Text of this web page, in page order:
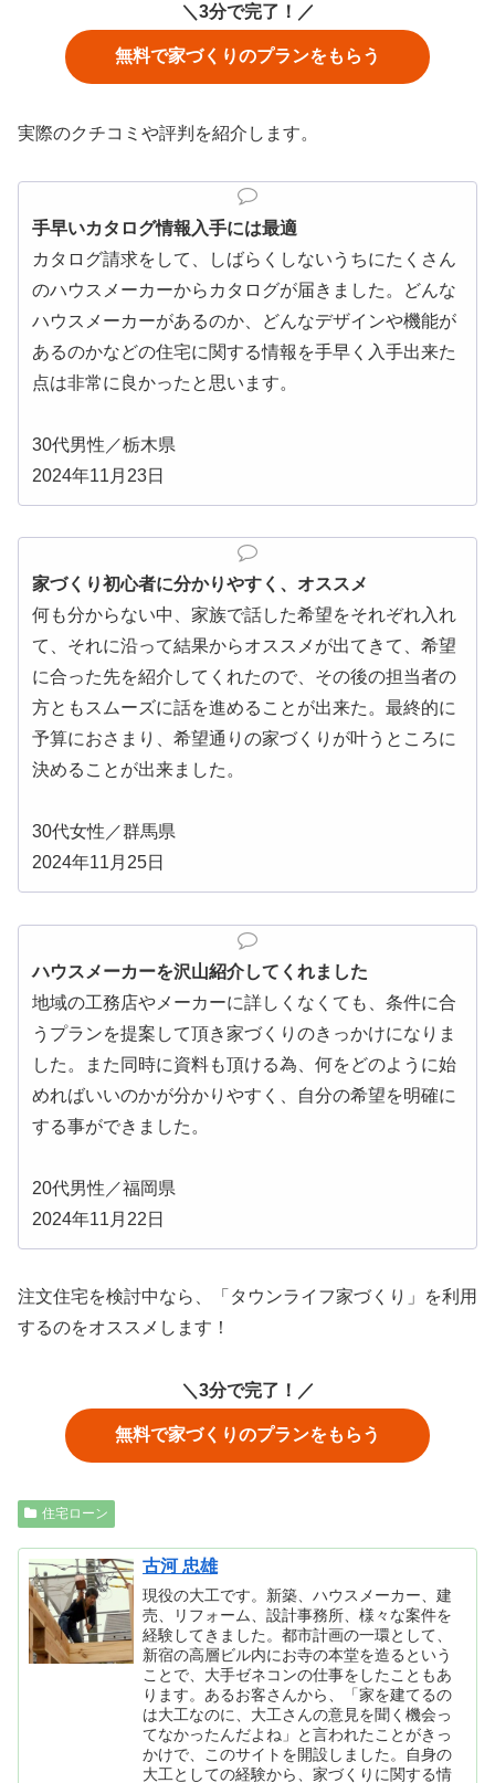
＼3分で完了！／
無料で家づくりのプランをもらう
実際のクチコミや評判を紹介します。
手早いカタログ情報入手には最適
カタログ請求をして、しばらくしないうちにたくさん
のハウスメーカーからカタログが届きました。どんな
ハウスメーカーがあるのか、どんなデザインや機能が
あるのかなどの住宅に関する情報を手早く入手出来た
点は非常に良かったと思います。
30代男性／栃木県
2024年11月23日
家づくり初心者に分かりやすく、オススメ
何も分からない中、家族で話した希望をそれぞれ入れ
て、それに沿って結果からオススメが出てきて、希望
に合った先を紹介してくれたので、その後の担当者の
方ともスムーズに話を進めることが出来た。最終的に
予算におさまり、希望通りの家づくりが叶うところに
決めることが出来ました。
30代女性／群馬県
2024年11月25日
ハウスメーカーを沢山紹介してくれました
地域の工務店やメーカーに詳しくなくても、条件に合
うプランを提案して頂き家づくりのきっかけになりま
した。また同時に資料も頂ける為、何をどのように始
めればいいのかが分かりやすく、自分の希望を明確に
する事ができました。
20代男性／福岡県
2024年11月22日
注文住宅を検討中なら、「タウンライフ家づくり」を利用
するのをオススメします！
＼3分で完了！／
無料で家づくりのプランをもらう
住宅ローン
古河 忠雄
現役の大工です。新築、ハウスメーカー、建
売、リフォーム、設計事務所、様々な案件を
経験してきました。都市計画の一環として、
新宿の高層ビル内にお寺の本堂を造るという
ことで、大手ゼネコンの仕事をしたこともあ
ります。あるお客さんから、「家を建てるの
は大工なのに、大工さんの意見を聞く機会っ
てなかったんだよね」と言われたことがきっ
かけで、このサイトを開設しました。自身の
大工としての経験から、家づくりに関する情